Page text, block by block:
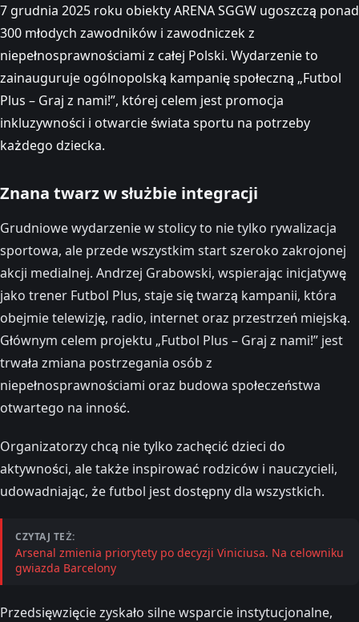
7 grudnia 2025 roku obiekty ARENA SGGW ugoszczą ponad
300 młodych zawodników i zawodniczek z
niepełnosprawnościami z całej Polski. Wydarzenie to
zainauguruje ogólnopolską kampanię społeczną „Futbol
Plus – Graj z nami!”, której celem jest promocja
inkluzywności i otwarcie świata sportu na potrzeby
każdego dziecka.
Znana twarz w służbie integracji
Grudniowe wydarzenie w stolicy to nie tylko rywalizacja
sportowa, ale przede wszystkim start szeroko zakrojonej
akcji medialnej. Andrzej Grabowski, wspierając inicjatywę
jako trener Futbol Plus, staje się twarzą kampanii, która
obejmie telewizję, radio, internet oraz przestrzeń miejską.
Głównym celem projektu „Futbol Plus – Graj z nami!” jest
trwała zmiana postrzegania osób z
niepełnosprawnościami oraz budowa społeczeństwa
otwartego na inność.
Organizatorzy chcą nie tylko zachęcić dzieci do
aktywności, ale także inspirować rodziców i nauczycieli,
udowadniając, że futbol jest dostępny dla wszystkich.
CZYTAJ TEŻ:
Arsenal zmienia priorytety po decyzji Viniciusa. Na celowniku
gwiazda Barcelony
Przedsięwzięcie zyskało silne wsparcie instytucjonalne,